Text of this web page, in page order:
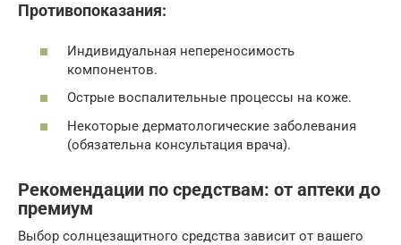
Противопоказания:
Индивидуальная непереносимость
компонентов.
Острые воспалительные процессы на коже.
Некоторые дерматологические заболевания
(обязательна консультация врача).
Рекомендации по средствам: от аптеки до
премиум
Выбор солнцезащитного средства зависит от вашего